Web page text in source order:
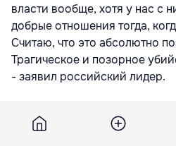
власти вообще, хотя у нас с
добрые отношения тогда,
Считаю, что это абсолютно
Трагическое и позорное
- заявил российский лидер.
исполнителей уже